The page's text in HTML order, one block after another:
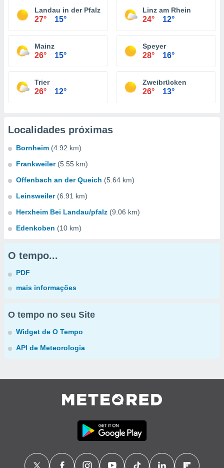
Landau in der Pfalz
27° 15°
Linz am Rhein
24° 12°
Mainz
26° 15°
Speyer
28° 16°
Trier
26° 12°
Zweibrücken
26° 13°
Localidades próximas
Bornheim (4.92 km)
Frankweiler (5.55 km)
Offenbach an der Queich (5.64 km)
Leinsweiler (6.91 km)
Herxheim Bei Landau/pfalz (9.06 km)
Edenkoben (10 km)
O tempo...
PDF
mais informações
O tempo no seu Site
Widget de O Tempo
API de Meteorologia